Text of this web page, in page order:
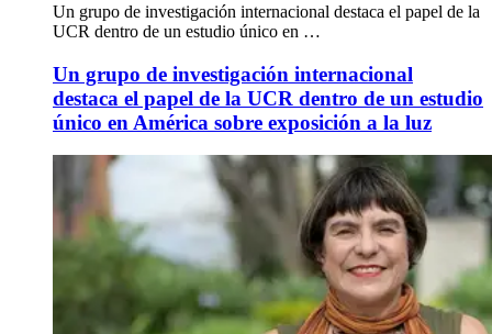
Un grupo de investigación internacional destaca el papel de la
UCR dentro de un estudio único en …
Un grupo de investigación internacional
destaca el papel de la UCR dentro de un estudio
único en América sobre exposición a la luz